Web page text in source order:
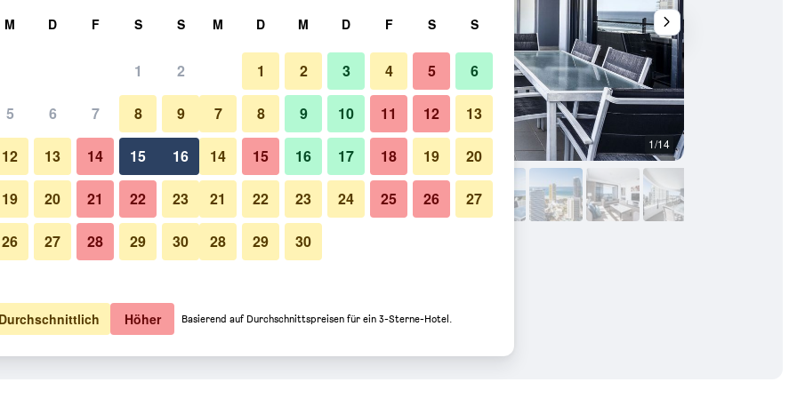
Option: Preis pro Nacht
Nacht
157 € Angebot anzeigen
Balkon 1/14
The Wave Resort: Fotos
M D F S S
1 2
5 6 7 8 9
12 13 14 15 16
19 20 21 22 23
26 27 28 29 30
M D M D F S S
1 2 3 4 5 6
7 8 9 10 11 12 13
14 15 16 17 18 19 20
21 22 23 24 25 26 27
28 29 30
Durchschnittlich Höher Basierend auf Durchschnittspreisen für ein 3-Sterne-Hotel.